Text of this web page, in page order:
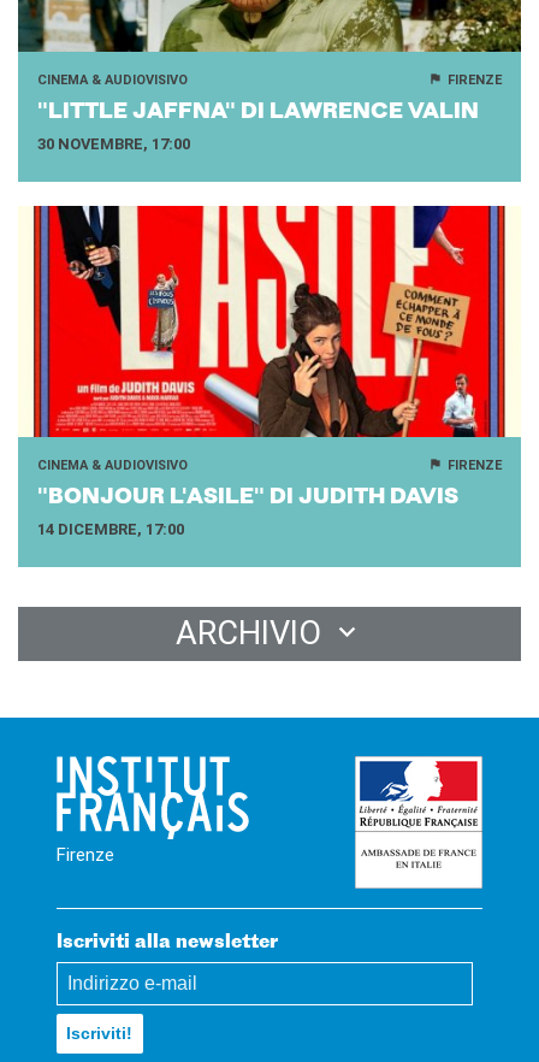
CINEMA & AUDIOVISIVO FIRENZE
"LIT­TLE JAFF­NA" DI LA­W­REN­CE VALIN
30 NOVEMBRE, 17:00
CINEMA & AUDIOVISIVO FIRENZE
"BO­N­JOUR L'A­SI­LE" DI JU­DITH DAVIS
14 DICEMBRE, 17:00
ARCHIVIO
Firenze
Iscriviti alla newsletter